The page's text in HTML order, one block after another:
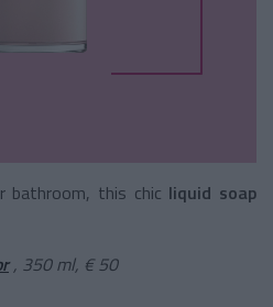
bathroom, this chic liquid soap
, 350 ml, € 50